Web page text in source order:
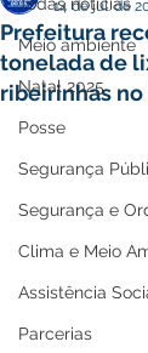
Meio ambiente
Natal 2025
Posse
Segurança
Segurança e
Clima e Meio
Assistência
Parcerias
Prefeitura
tonelada de
ribeirinhas
14 de jul. de